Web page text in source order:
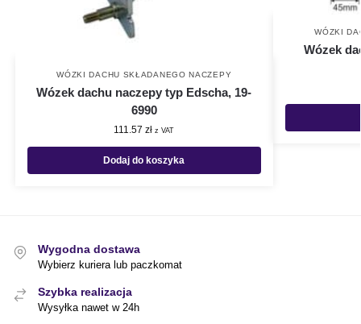
WÓZKI DACHU SKŁADANEGO NACZEPY
Wózek dachu naczepy typ Edscha, 19-
6990
111.57zł z VAT
Dodaj do koszyka
WÓZKI
Wózek
Wygodna dostawa
Wybierz kuriera lub paczkomat
Szybka realizacja
Wysyłka nawet w 24h